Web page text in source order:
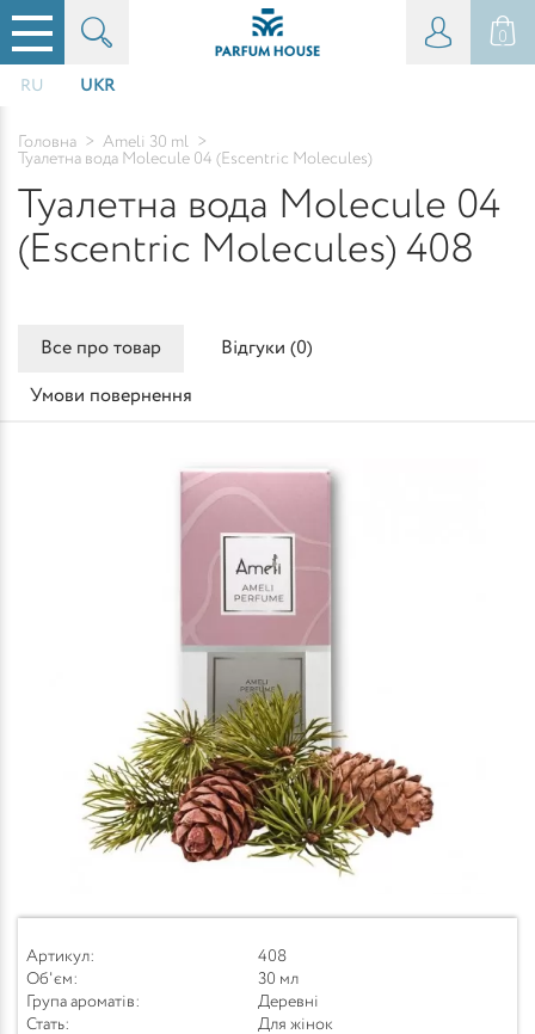
0
RU UKR
Головна > Ameli 30 ml >
Туалетна вода Molecule 04 (Escentric Molecules)
Туалетна вода Molecule 04
(Escentric Molecules) 408
Все про товар Відгуки (0)
Умови повернення
Артикул:
408
Об'єм:
30 мл
Група ароматів:
Деревні
Стать:
Для жінок